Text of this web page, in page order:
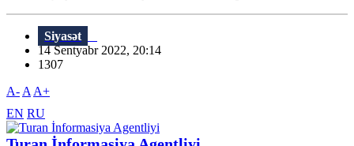
Siyasət
14 Sentyabr 2022, 20:14
1307
A- A A+
EN RU